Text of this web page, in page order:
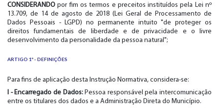
CONSIDERANDO por fim os termos e preceitos instituídos pela Lei nº
13.709, de 14 de agosto de 2018 (Lei Geral de Processamento de
Dados Pessoais - LGPD) no permanente intuito "de proteger os
direitos fundamentais de liberdade e de privacidade e o livre
desenvolvimento da personalidade da pessoa natural";
ARTIGO 1º - DEFINIÇÕES
Para fins de aplicação desta Instrução Normativa, considera-se:
I - Encarregado de Dados:Pessoa responsável pela intercomunicação
entre os titulares dos dados e a Administração Direta do Município.